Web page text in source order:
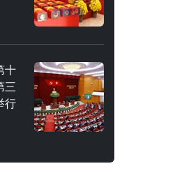
十
三
行